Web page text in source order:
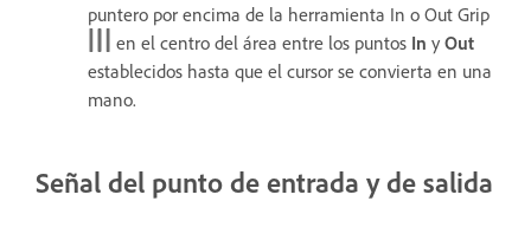
puntero por encima de la herramienta In o Out Grip
en el centro del área entre los puntos In y Out
establecidos hasta que el cursor se convierta en una
mano.
Señal del punto de entrada y de salida